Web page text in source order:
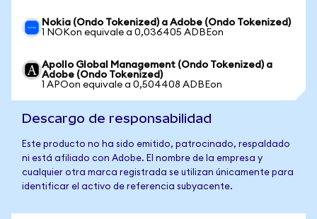
Nokia (Ondo Tokenized) a Adobe (Ondo Tokenized)
1 NOKon equivale a 0,036405 ADBEon
Apollo Global Management (Ondo Tokenized) a
Adobe (Ondo Tokenized)
1 APOon equivale a 0,504408 ADBEon
Descargo de responsabilidad
Este producto no ha sido emitido, patrocinado, respaldado
ni está afiliado con Adobe. El nombre de la empresa y
cualquier otra marca registrada se utilizan únicamente para
identificar el activo de referencia subyacente.